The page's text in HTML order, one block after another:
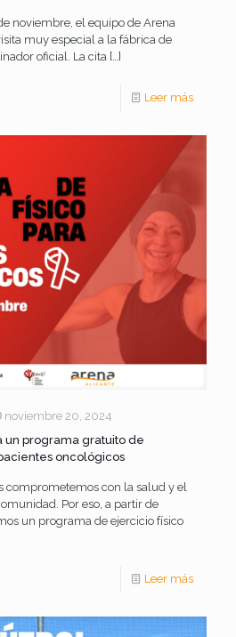
noviembre, el equipo de Arena
muy especial a la fábrica de
oficial. La cita […]
Leer más
noviembre 20, 2024
un programa gratuito de
oncológicos
comprometemos con la salud y el
Por eso, a partir de
un programa de ejercicio físico
Leer más